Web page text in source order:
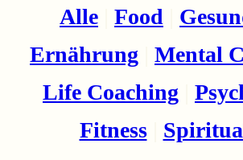
Alle Food
Ernährung
Mental
Life Coaching
Fitness